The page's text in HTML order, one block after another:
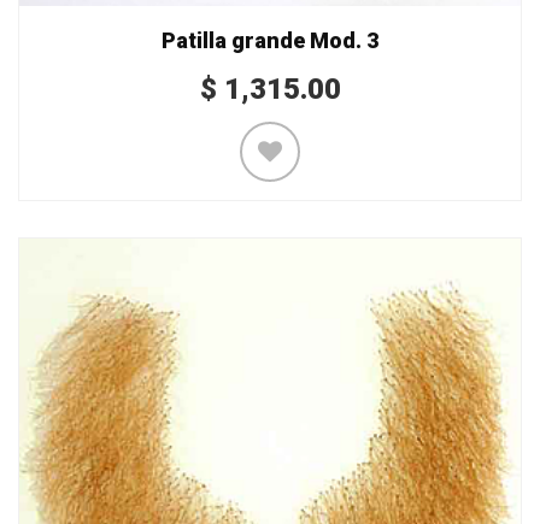
Patilla grande Mod. 3
$ 1,315.00